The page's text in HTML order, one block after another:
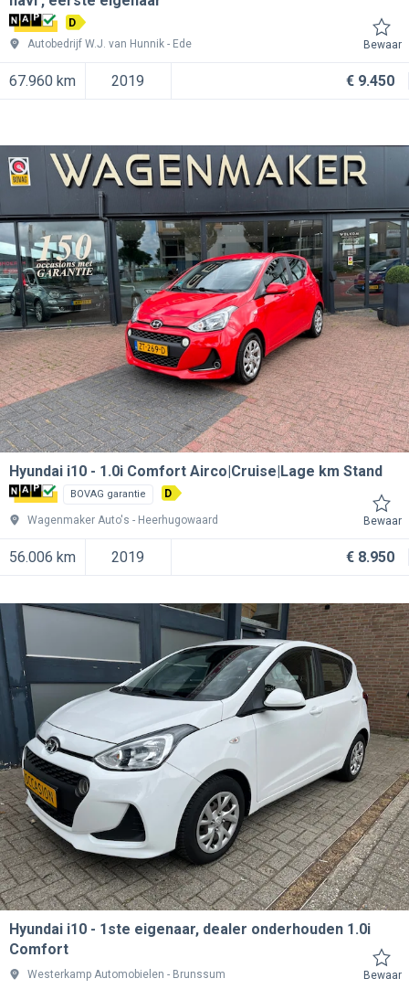
D
Autobedrijf W.J. van Hunnik
Ede Bewaar
67.960 km 2019 € 9.450
Hyundai i10 1.0i Comfort Airco|Cruise|Lage km Stand
BOVAG garantie D
Wagenmaker Auto's Heerhugowaard Bewaar
56.006 km 2019 € 8.950
Hyundai i10
1ste eigenaar, dealer onderhouden 1.0i
Comfort
Westerkamp Automobielen Brunssum Bewaar